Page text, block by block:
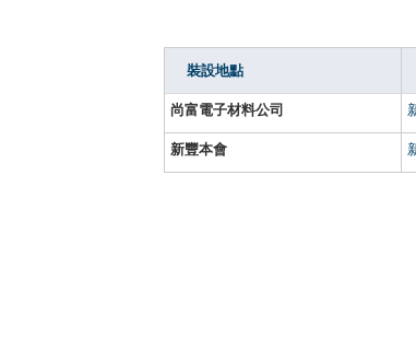
裝設地點
尚富電子材料公司
新豐本會